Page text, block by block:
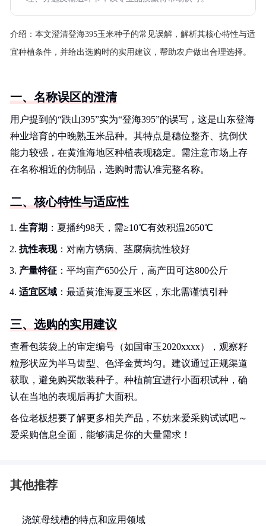
介绍： 本文澄清登海395玉米种子的常见误解，解析其核心特性与适
宜种植条件，并给出选购时的实用建议，帮助农户做出合理选择。
一、名称误区的澄清
用户提到的“跌山395”实为“登海395”的误写，这是山东登海
种业培育的中晚熟玉米品种。其特点是穗位整齐、抗倒伏
能力较强，在黄淮海地区种植表现稳定。需注意市场上存
在名称相近的仿制品，选购时需认准完整名称。
二、核心特性与适应性
生育期 ：夏播约98天，需≥10℃有效积温2650℃
抗性表现：对南方锈病、茎腐病抗性较好
产量特征 ：平均亩产650公斤，高产田可达800公斤
适宜区域 ：最适黄淮海夏玉米区，东北需谨慎引种
三、选购的实用建议
查看包装袋上的审定编号（如国审玉2020xxxx），观察籽
粒形状应为半马齿型、色泽金黄均匀。建议通过正规渠道
获取，避免购买散装种子。种植前宜进行小面积试种，确
认在当地的表现后再扩大面积。
各位老板想要了解更多相关产品，不妨来爱采购试试吧～
爱采购信息全面，能够满足你的大量需求！
其他推荐
浇筑母线槽的特点和应用领域